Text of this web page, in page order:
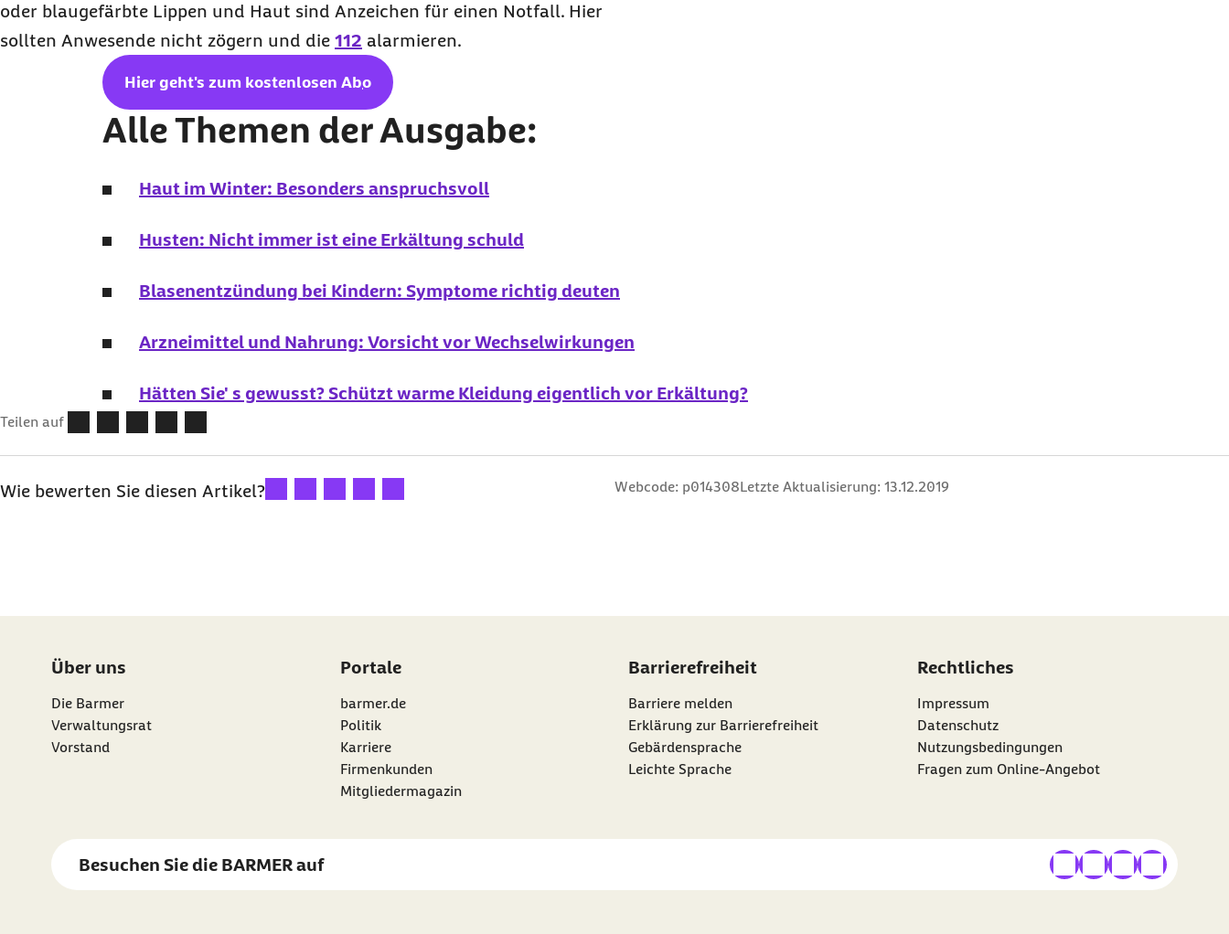
oder blaugefärbte Lippen und Haut sind Anzeichen für einen Notfall. Hier
sollten Anwesende nicht zögern und die 112 alarmieren.
Hier geht's zum kostenlosen Abo
Alle Themen der Ausgabe:
Haut im Winter: Besonders anspruchsvoll
Husten: Nicht immer ist eine Erkältung schuld
Blasenentzündung bei Kindern: Symptome richtig deuten
Arzneimittel und Nahrung: Vorsicht vor Wechselwirkungen
Hätten Sie' s gewusst? Schützt warme Kleidung eigentlich vor Erkältung?
Teilen auf
Wie bewerten Sie diesen Artikel?Ihre Bewertung: 1 Stern
Ihre Bewertung: 2 Sterne
Ihre Bewertung: 3 Sterne
Ihre Bewertung: 4 Sterne
Ihre Bewertung: 5 Sterne Webcode: p014308Letzte Aktualisierung: 13.12.2019
Über uns
Die Barmer
Verwaltungsrat
Vorstand
Portale
barmer.de
Politik
Karriere
Firmenkunden
Mitgliedermagazin
Barrierefreiheit
Barriere melden
Erklärung zur Barrierefreiheit
Gebärdensprache
Leichte Sprache
Rechtliches
Impressum
Datenschutz
Nutzungsbedingungen
Fragen zum Online-Angebot
Besuchen Sie die BARMERauf externer Link
externer Link
externer Link
externer Link